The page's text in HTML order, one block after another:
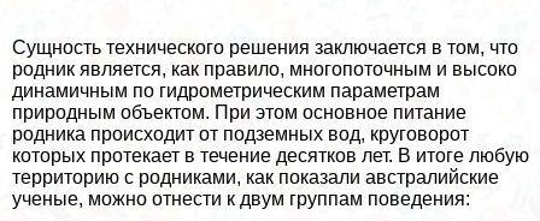
Сущность технического решения заключается в том, что
родник является, как правило, многопоточным и высоко
динамичным по гидрометрическим параметрам
природным объектом. При этом основное питание
родника происходит от подземных вод, круговорот
которых протекает в течение десятков лет. В итоге любую
территорию с родниками, как показали австралийские
ученые, можно отнести к двум группам поведения: